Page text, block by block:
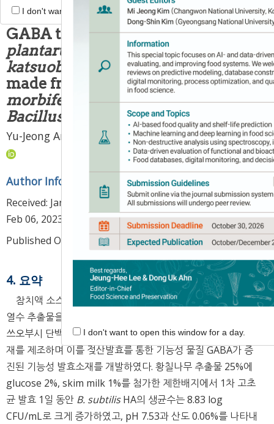
Production of highly enriched
GABA throughLactobacillus
plantarum
fermentation of
katsuobushi
protein hydrolyzate
made from
Dendropanax
morbiferus extract fermented by
Bacillus subtilis
Yu-Jeong An Nak-Ju Sung2 ,Sam-Pin Lee1,3,*
Author Information & Copyright▼
Received: Jan 11, 2023; Revised:Feb 01, 2023; Accepted:
Feb 06, 2023
Published Online: Feb 28, 2023
4. 요약
참치액 소스를 가공할 때 가쓰오부시(가다랑어 훈연 숙성)
열수 추출물을 주원료로 사용하며, 이때 부산물로 생산되는 가
쓰오부시 단백질을 이용하여 가수 분해산물인 peptide 강화소
재를 제조하며 이를 젖산발효를 통한 기능성 물질 GABA가 증
진된 기능성 발효소재를 개발하였다. 황칠나무 추출물 25%에
glucose 2%, skim milk 1%를 첨가한 제한배지에서 1차 고초
균 발효 1일 동안 B. subtilisHA의 생균수는 8.83 log
CFU/mL로 크게 증가하였고, pH 7.53과 산도 0.06%를 나타내
I don't want to open this window for a day.
I don't want to open this window for a day.